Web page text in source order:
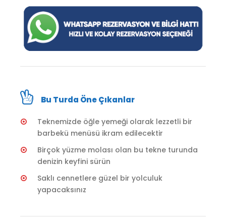
Bu Turda Öne Çıkanlar
Teknemizde öğle yemeği olarak lezzetli bir
barbekü menüsü ikram edilecektir
Birçok yüzme molası olan bu tekne turunda
denizin keyfini sürün
Saklı cennetlere güzel bir yolculuk
yapacaksınız